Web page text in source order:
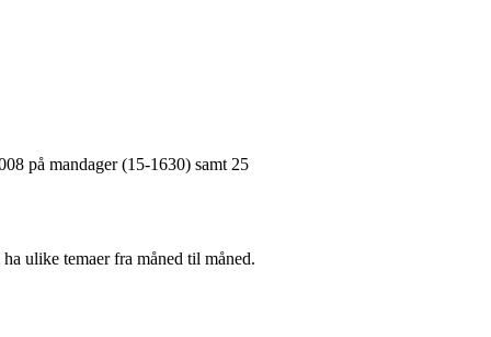
på mandager (15-1630) samt 25
ulike temaer fra måned til måned.